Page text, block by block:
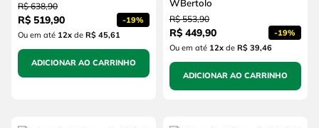
R$ 638,90
R$ 519,90 -19%
Ou em até 12xde R$ 45,61
ADICIONAR AO CARRINHO
WBertolo
R$ 553,90
R$ 449,90 -19%
Ou em até 12xde R$ 39,46
ADICIONAR AO CARRINHO